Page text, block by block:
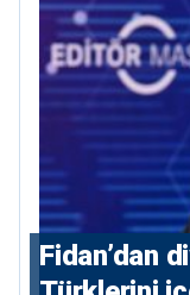
Fidan’dan